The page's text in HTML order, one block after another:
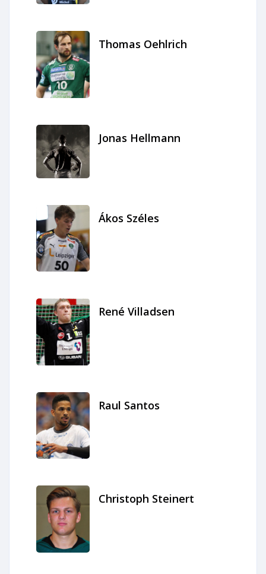
Thomas Oehlrich
Jonas Hellmann
Ákos Széles
René Villadsen
Raul Santos
Christoph Steinert